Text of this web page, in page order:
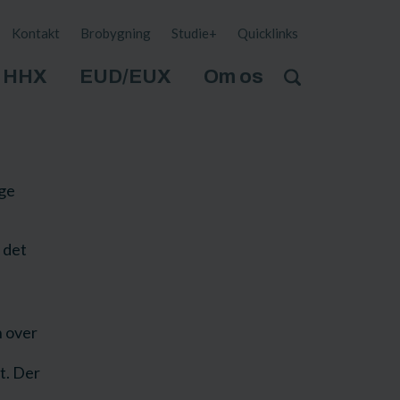
Kontakt Brobygning Studie+ Quicklinks
HHX EUD/EUX Om os
det
over
Der